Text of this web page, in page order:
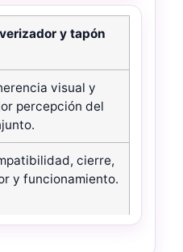
y tapón
visual y
percepción del
cierre,
y funcionamiento.